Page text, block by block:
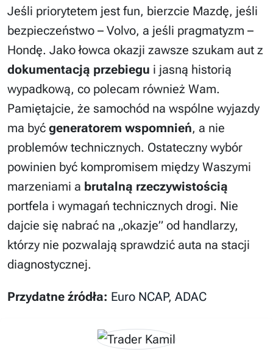
Jeśli priorytetem jest fun, bierzcie Mazdę, jeśli
bezpieczeństwo – Volvo, a jeśli pragmatyzm –
Hondę. Jako łowca okazji zawsze szukam aut z
dokumentacją przebiegu i jasną historią
wypadkową, co polecam również Wam.
Pamiętajcie, że samochód na wspólne wyjazdy
ma być generatorem wspomnień, a nie
problemów technicznych. Ostateczny wybór
powinien być kompromisem między Waszymi
marzeniami a brutalną rzeczywistością
portfela i wymagań technicznych drogi. Nie
dajcie się nabrać na „okazje” od handlarzy,
którzy nie pozwalają sprawdzić auta na stacji
diagnostycznej.
Przydatne źródła: Euro NCAP, ADAC